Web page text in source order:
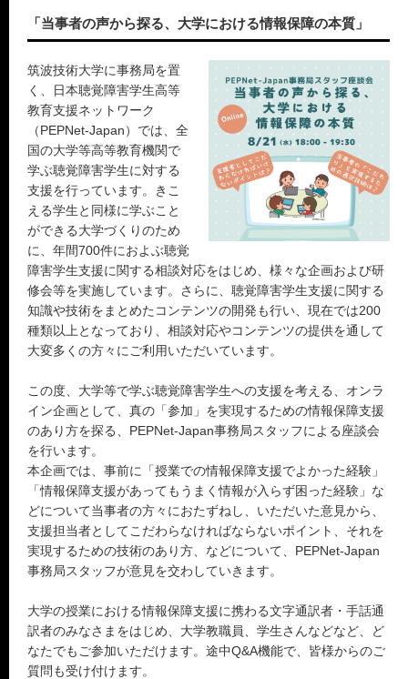
「当事者の声から探る、大学における情報保障の本質」
筑波技術大学に事務局を置
く、日本聴覚障害学生高等
教育支援ネットワーク
（PEPNet-Japan）では、全
国の大学等高等教育機関で
学ぶ聴覚障害学生に対する
支援を行っています。きこ
える学生と同様に学ぶこと
ができる大学づくりのため
に、年間700件におよぶ聴覚
障害学生支援に関する相談対応をはじめ、様々な企画および研
修会等を実施しています。さらに、聴覚障害学生支援に関する
知識や技術をまとめたコンテンツの開発も行い、現在では200
種類以上となっており、相談対応やコンテンツの提供を通して
大変多くの方々にご利用いただいています。
この度、大学等で学ぶ聴覚障害学生への支援を考える、オンラ
イン企画として、真の「参加」を実現するための情報保障支援
のあり方を探る、PEPNet-Japan事務局スタッフによる座談会
を行います。
本企画では、事前に「授業での情報保障支援でよかった経験」
「情報保障支援があってもうまく情報が入らず困った経験」な
どについて当事者の方々におたずねし、いただいた意見から、
支援担当者としてこだわらなければならないポイント、それを
実現するための技術のあり方、などについて、PEPNet-Japan
事務局スタッフが意見を交わしていきます。
大学の授業における情報保障支援に携わる文字通訳者・手話通
訳者のみなさまをはじめ、大学教職員、学生さんなどなど、ど
なたでもご参加いただけます。途中Q&A機能で、皆様からのご
質問も受け付けます。